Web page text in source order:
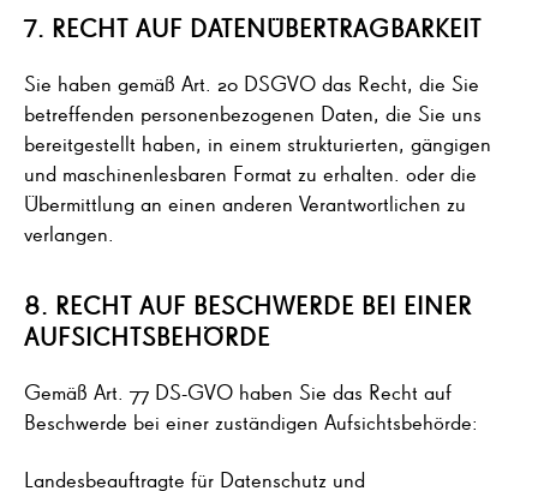
7. RECHT AUF DATENÜBERTRAGBARKEIT
Sie haben gemäß Art. 20 DSGVO das Recht, die Sie
betreffenden personenbezogenen Daten, die Sie uns
bereitgestellt haben, in einem strukturierten, gängigen
und maschinenlesbaren Format zu erhalten. oder die
Übermittlung an einen anderen Verantwortlichen zu
verlangen.
8. RECHT AUF BESCHWERDE BEI EINER
AUFSICHTSBEHÖRDE
Gemäß Art. 77 DS-GVO haben Sie das Recht auf
Beschwerde bei einer zuständigen Aufsichtsbehörde:
Landesbeauftragte für Datenschutz und